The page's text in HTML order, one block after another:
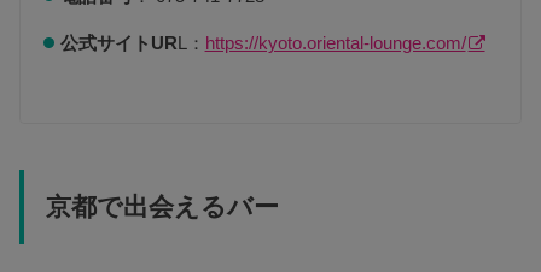
公式サイトURL： https://kyoto.oriental-lounge.com/
京都で出会えるバー